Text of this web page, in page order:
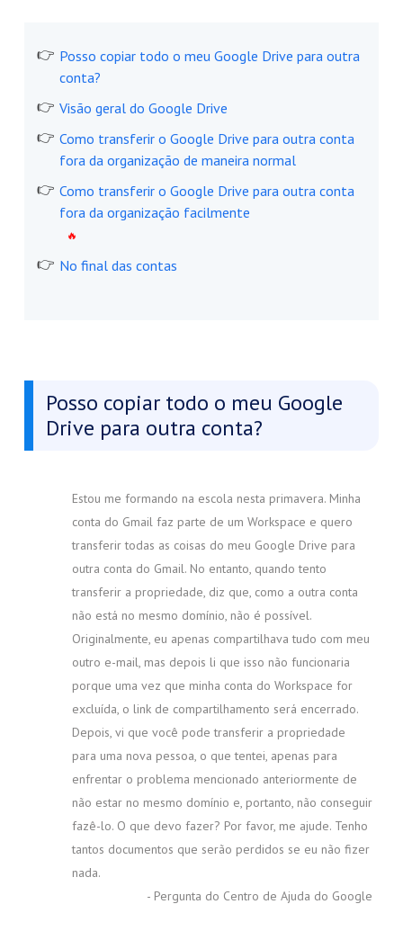
Posso copiar todo o meu Google Drive para outra
conta?
Visão geral do Google Drive
Como transferir o Google Drive para outra conta
fora da organização de maneira normal
Como transferir o Google Drive para outra conta
fora da organização facilmente
No final das contas
Posso copiar todo o meu Google
Drive para outra conta?
Estou me formando na escola nesta primavera. Minha
conta do Gmail faz parte de um Workspace e quero
transferir todas as coisas do meu Google Drive para
outra conta do Gmail. No entanto, quando tento
transferir a propriedade, diz que, como a outra conta
não está no mesmo domínio, não é possível.
Originalmente, eu apenas compartilhava tudo com meu
outro e-mail, mas depois li que isso não funcionaria
porque uma vez que minha conta do Workspace for
excluída, o link de compartilhamento será encerrado.
Depois, vi que você pode transferir a propriedade
para uma nova pessoa, o que tentei, apenas para
enfrentar o problema mencionado anteriormente de
não estar no mesmo domínio e, portanto, não conseguir
fazê-lo. O que devo fazer? Por favor, me ajude. Tenho
tantos documentos que serão perdidos se eu não fizer
nada.
- Pergunta do Centro de Ajuda do Google